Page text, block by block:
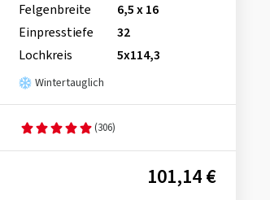
Felgenbreite
6,5 x 16
Einpresstiefe
32
Lochkreis
5x114,3
Wintertauglich
(306)
101,14 €